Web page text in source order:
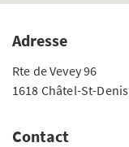
Adresse
Rte de Vevey 96
1618 Châtel-St-Denis
Contact